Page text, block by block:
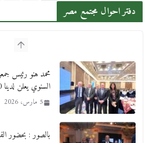
دفتر احوال مجتمع مصر
محمد هنو رئيس
السنوي يعلن لدينا 700 الف عميل
5 مارس، 2026
بالصور : بحضور